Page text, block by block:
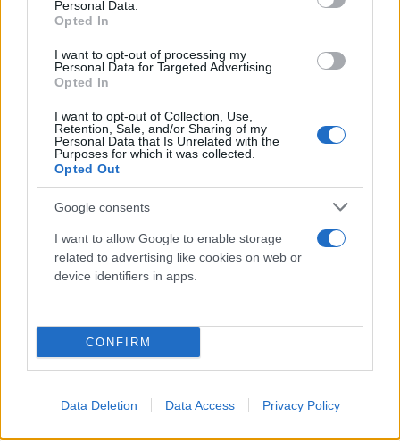
Personal Data.
Opted In
I want to opt-out of processing my
Personal Data for Targeted Advertising.
Opted In
I want to opt-out of Collection, Use,
Retention, Sale, and/or Sharing of my
Personal Data that Is Unrelated with the
Purposes for which it was collected.
Opted Out
Google consents
I want to allow Google to enable storage
related to advertising like cookies on web or
device identifiers in apps.
CONFIRM
Data Deletion Data Access Privacy Policy
Πάρος: Το χρονικό της τραγωδίας και τα
τρία σημεία που θα ρίξουν φως - Η
αυτοθυσία του μπάρμαν
Τραγωδία στην Πάρο: Ο ιδιοκτήτης του beach bar είχε
δηλωθεί ως ναυαγοσώστης
Τραγωδία στην Πάρο: Πνίγηκε 4χρονο παιδί σε πισίνα